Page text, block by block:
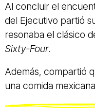
Al concluir el
del Ejecutivo partió
resonaba el clásico
Sixty-Four.
Además, compartió
una comida